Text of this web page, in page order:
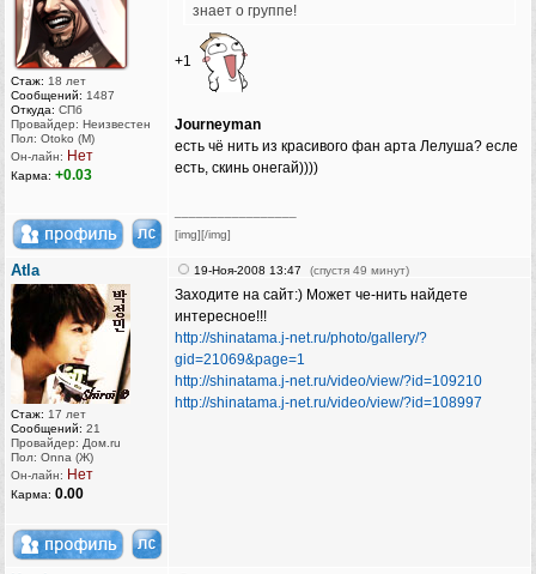
Стаж: 18 лет
Сообщений: 1487
Откуда: СПб
Провайдер: Неизвестен
Пол: Otoko (M)
Он-лайн: Нет
Карма: +0.03
знает о группе!
+1
Journeyman
есть чё нить из красивого фан арта Лелуша? есле
есть, скинь онегай))))
[img][/img]
Atla
Стаж: 17 лет
Сообщений: 21
Провайдер: Дом.ru
Пол: Onna (Ж)
Он-лайн: Нет
Карма: 0.00
19-Ноя-2008 13:47 (спустя 49 минут)
Заходите на сайт:) Может че-нить найдете
интересное!!!
http://shinatama.j-net.ru/photo/gallery/?
gid=21069&page=1
http://shinatama.j-net.ru/video/view/?id=109210
http://shinatama.j-net.ru/video/view/?id=108997